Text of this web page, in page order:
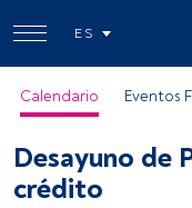
ES
Calendario Eventos
Desayuno de
crédito